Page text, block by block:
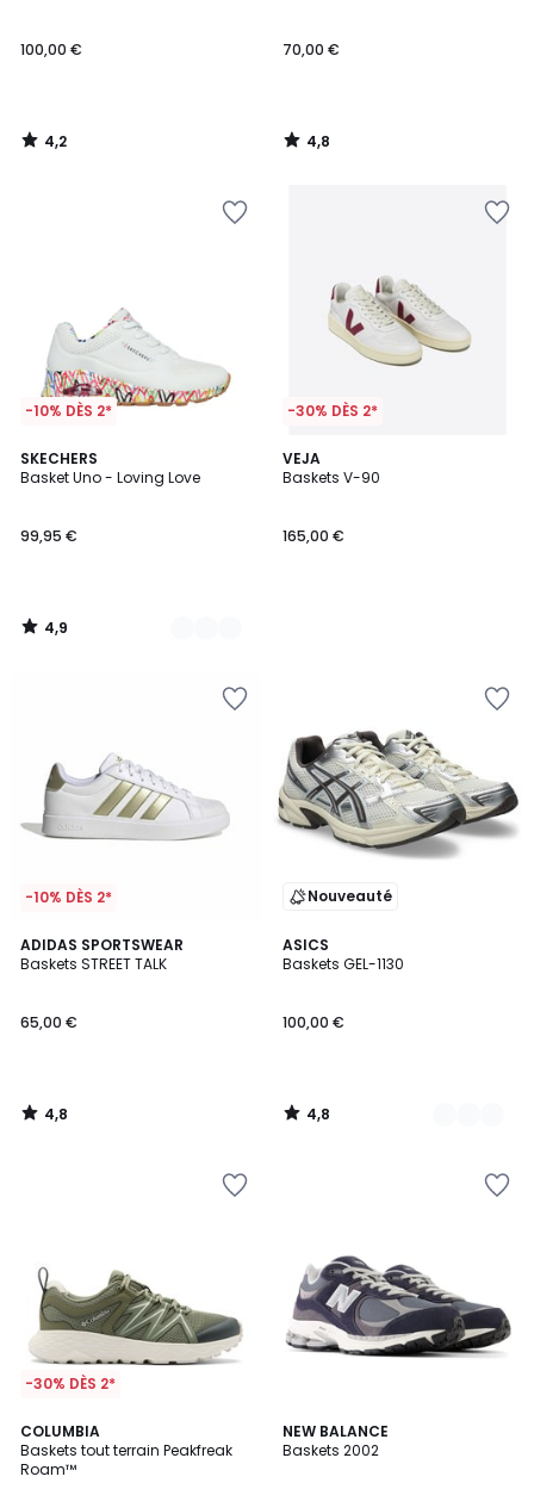
100,00 €
4,2
/
70,00 €
4,8
/
-10% DÈS 2*
SKECHERS
Basket Uno - Loving Love
99,95 €
4,9
/ 5
3
Couleurs
4,9
/
-30% DÈS 2*
VEJA
Baskets V-90
165,00 €
-10% DÈS 2*
ADIDAS SPORTSWEAR
Baskets STREET TALK
65,00 €
4,8
/ 5
4,8
/
Nouveauté
ASICS
Baskets GEL-1130
100,00 €
4,8
/ 5
3
Couleurs
4,8
/
-30% DÈS 2*
COLUMBIA
Baskets tout terrain Peakfreak
Roam™
NEW BALANCE
Baskets 2002
4,6
/ 5
3
Couleurs